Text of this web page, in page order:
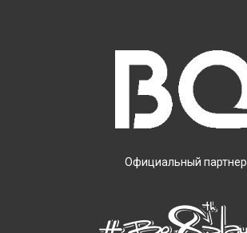
Официальный партнер